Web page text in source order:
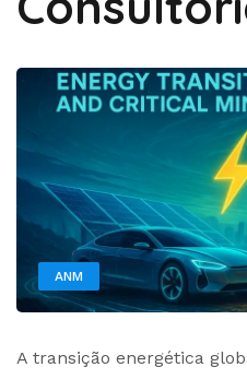
ANM
by
Administrador
A transição energética